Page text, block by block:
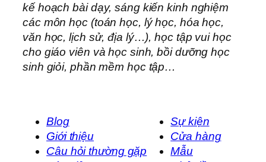
kế hoạch bài dạy, sáng kiến kinh nghiệm
các môn học (toán học, lý học, hóa học,
văn học, lịch sử, địa lý…), học tập vui học
cho giáo viên và học sinh, bồi dưỡng học
sinh giỏi, phần mềm học tập…
Blog
Giới thiệu
Câu hỏi thường gặp
Sự kiện
Cửa hàng
Mẫu